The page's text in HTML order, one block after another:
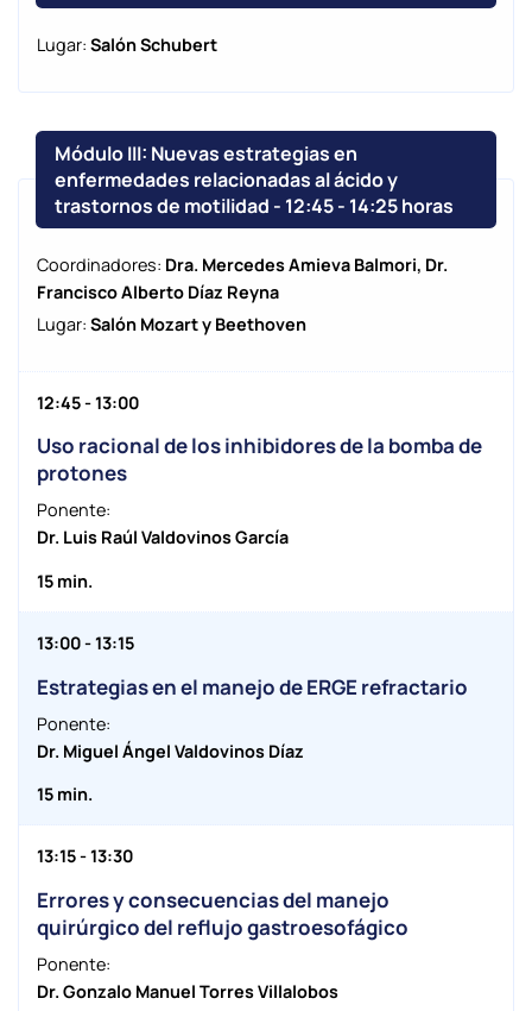
Lugar: Salón Schubert
Módulo III: Nuevas estrategias en
enfermedades relacionadas al ácido y
trastornos de motilidad - 12:45- 14:25 horas
Coordinadores: Dra. Mercedes Amieva Balmori, Dr.
Francisco Alberto Díaz Reyna
Lugar: Salón Mozart y Beethoven
12:45 - 13:00
Uso racional de los inhibidores de la bomba de
protones
Ponente:
Dr. Luis Raúl Valdovinos García
15 min.
13:00 - 13:15
Estrategias en el manejo de ERGE refractario
Ponente:
Dr. Miguel Ángel Valdovinos Díaz
15 min.
13:15 - 13:30
Errores y consecuencias del manejo
quirúrgico del reflujo gastroesofágico
Ponente:
Dr. Gonzalo Manuel Torres Villalobos